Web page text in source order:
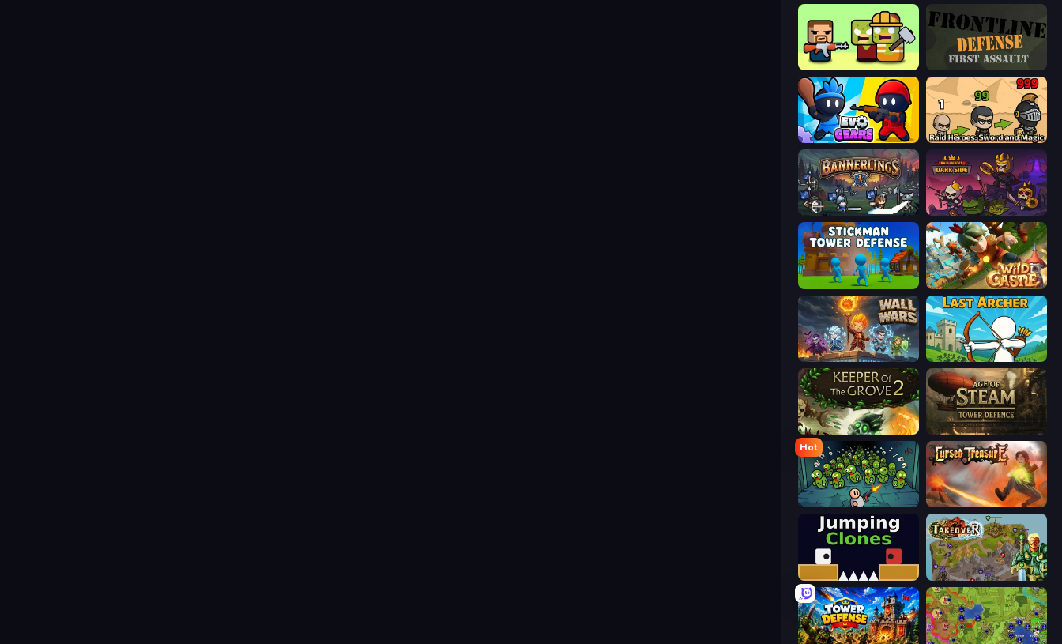
Zombie Horde: Build & Survive Frontline Defense
Evo Gears Raid Heroes: Sword and Magic
Bannerlings Raid Heroes: Dark Side
Wild Castle TD: Grow Empire
Wall Wars Last Archer
Keeper of the Grove 2 Age of Steam Tower Defence
Hot
Base Defence Cursed Treasure
Jumping Clones Takeover